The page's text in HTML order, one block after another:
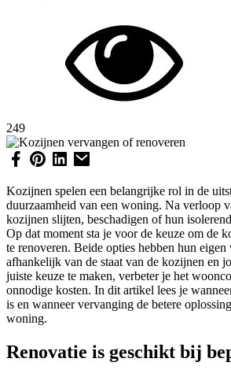
249
Kozijnen spelen een belangrijke rol in de
duurzaamheid van een woning. Na verloop
kozijnen slijten, beschadigen of hun
Op dat moment sta je voor de keuze om de
te renoveren. Beide opties hebben hun
afhankelijk van de staat van de kozijnen en
juiste keuze te maken, verbeter je het
onnodige kosten. In dit artikel lees je
is en wanneer vervanging de betere
woning.
Renovatie is geschikt bij